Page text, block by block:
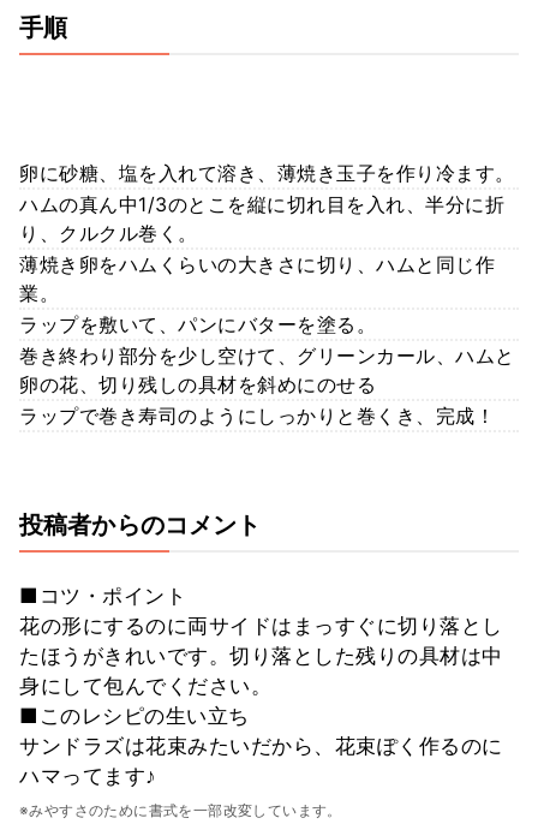
手順
卵に砂糖、塩を入れて溶き、薄焼き玉子を作り冷ます。
ハムの真ん中1/3のとこを縦に切れ目を入れ、半分に折
り、クルクル巻く。
薄焼き卵をハムくらいの大きさに切り、ハムと同じ作
業。
ラップを敷いて、パンにバターを塗る。
巻き終わり部分を少し空けて、グリーンカール、ハムと
卵の花、切り残しの具材を斜めにのせる
ラップで巻き寿司のようにしっかりと巻くき、完成！
投稿者からのコメント
■コツ・ポイント
花の形にするのに両サイドはまっすぐに切り落とし
たほうがきれいです。切り落とした残りの具材は中
身にして包んでください。
■このレシピの生い立ち
サンドラズは花束みたいだから、花束ぽく作るのに
ハマってます♪
※みやすさのために書式を一部改変しています。